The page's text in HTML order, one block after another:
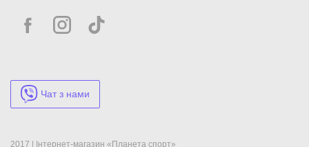
Чат з нами
2017 | Інтернет-магазин «Планета спорт»